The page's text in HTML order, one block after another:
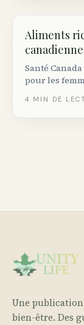
Aliments
canadienne
Santé
pour les
épiceries
4 MIN DE
Une
bien-être. Des